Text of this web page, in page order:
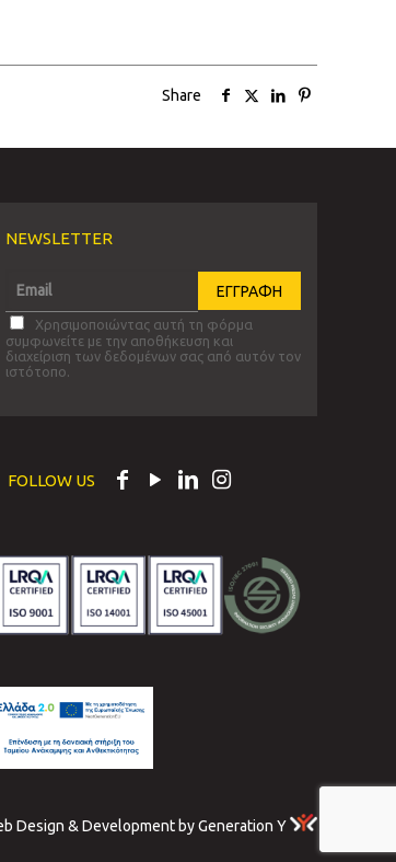
Share
NEWSLETTER
Χρησιμοποιώντας αυτή τη φόρμα
συμφωνείτε με την αποθήκευση και
διαχείριση των δεδομένων σας από αυτόν τον
ιστότοπο.
FOLLOW US
Design & Development by Generation Y